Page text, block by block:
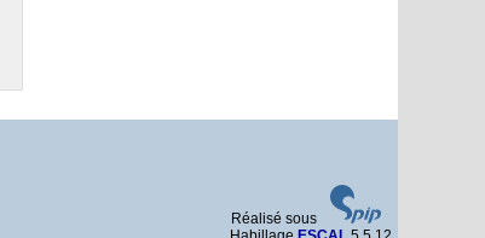
Réalisé sous